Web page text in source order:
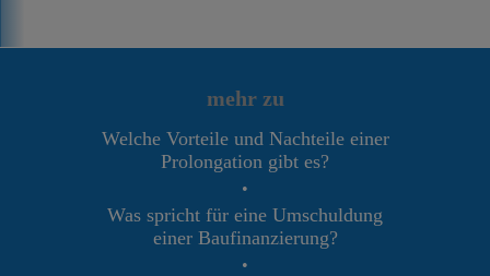
mehr zu
Welche Vorteile und Nachteile einer
Prolongation gibt es?
•
Was spricht für eine Umschuldung
einer Baufinanzierung?
•